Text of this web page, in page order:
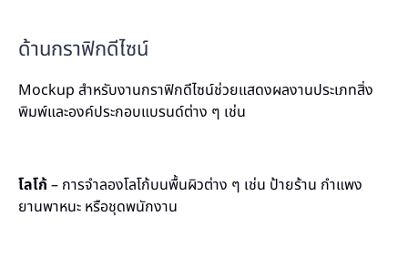
ด้านกราฟิกดีไซน์
Mockup สำหรับงานกราฟิกดีไซน์ช่วยแสดงผลงานประเภทสิ่ง
พิมพ์และองค์ประกอบแบรนด์ต่าง ๆ เช่น
โลโก้– การจำลองโลโก้บนพื้นผิวต่าง ๆ เช่น ป้ายร้าน กำแพง
ยานพาหนะ หรือชุดพนักงาน